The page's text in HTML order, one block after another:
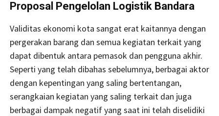
Proposal Pengelolan Logistik Bandara
Validitas ekonomi kota sangat erat kaitannya dengan
pergerakan barang dan semua kegiatan terkait yang
dapat dibentuk antara pemasok dan pengguna akhir.
Seperti yang telah dibahas sebelumnya, berbagai aktor
dengan kepentingan yang saling bertentangan,
serangkaian kegiatan yang saling terkait dan juga
berbagai dampak negatif yang saat ini telah diselidiki